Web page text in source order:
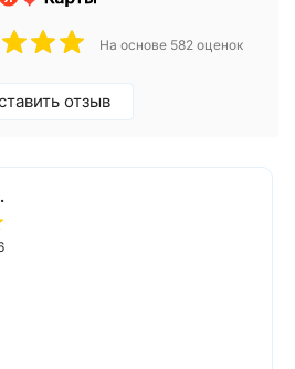
На основе 582 оценок
отзыв